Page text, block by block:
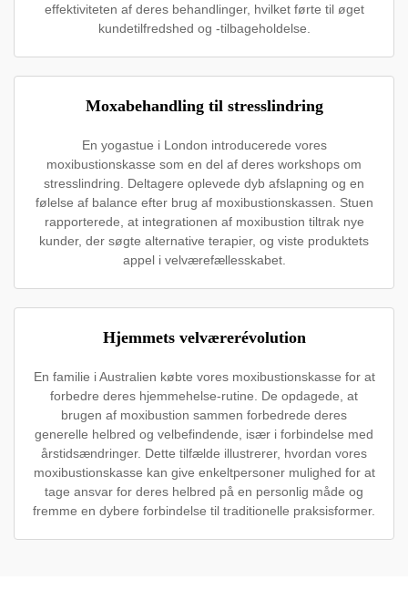
effektiviteten af deres behandlinger, hvilket førte til øget
kundetilfredshed og -tilbageholdelse.
Moxabehandling til stresslindring
En yogastue i London introducerede vores
moxibustionskasse som en del af deres workshops om
stresslindring. Deltagere oplevede dyb afslapning og en
følelse af balance efter brug af moxibustionskassen. Stuen
rapporterede, at integrationen af moxibustion tiltrak nye
kunder, der søgte alternative terapier, og viste produktets
appel i velværefællesskabet.
Hjemmets velværerévolution
En familie i Australien købte vores moxibustionskasse for at
forbedre deres hjemmehelse-rutine. De opdagede, at
brugen af moxibustion sammen forbedrede deres
generelle helbred og velbefindende, især i forbindelse med
årstidsændringer. Dette tilfælde illustrerer, hvordan vores
moxibustionskasse kan give enkeltpersoner mulighed for at
tage ansvar for deres helbred på en personlig måde og
fremme en dybere forbindelse til traditionelle praksisformer.